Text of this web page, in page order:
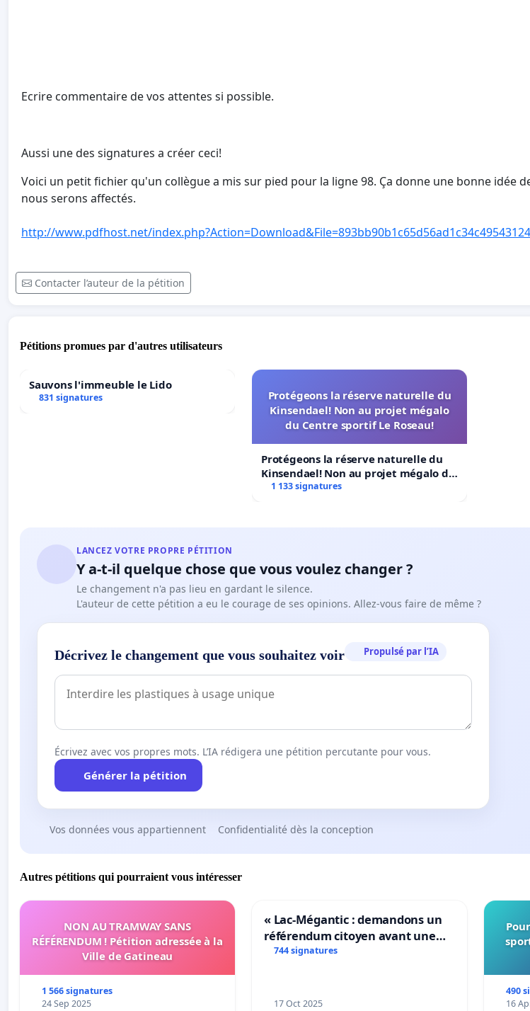
Ecrire commentaire de vos attentes si possible.
Aussi une des signatures a créer ceci!
Voici un petit fichier qu'un collègue a mis sur pied pour la ligne 98. Ça donne une bonne idée
nous serons affectés.
http://www.pdfhost.net/
Contacter l’auteur de la pétition
Pétitions promues par d'autres utilisateurs
Sauvons l'immeuble le Lido
831 signatures
Protégeons la réserve naturelle du
Kinsendael! Non au projet mégalo
du Centre sportif Le Roseau!
Protégeons la réserve naturelle du
Kinsendael! Non au projet mégalo du
Centre sportif Le Roseau!
1 133 signatures
LANCEZ VOTRE PROPRE PÉTITION
Y a-t-il quelque chose que vous voulez changer ?
Le changement n'a pas lieu en gardant le silence.
L'auteur de cette pétition a eu le courage de ses opinions. Allez-vous faire de même ?
Décrivez le changement que vous souhaitez voir Propulsé par l’IA
Écrivez avec vos propres mots. L’IA rédigera une pétition percutante pour vous.
Générer la pétition
Vos données vous appartiennent Confidentialité dès la conception
Autres pétitions qui pourraient vous intéresser
NON AU TRAMWAY SANS
RÉFÉRENDUM ! Pétition adressée à la
Ville de Gatineau
1 566 signatures
24 Sep 2025
« Lac-Mégantic : demandons un
référendum citoyen avant une
transformation irréversible de
744 signatures
17 Oct 2025
490
16